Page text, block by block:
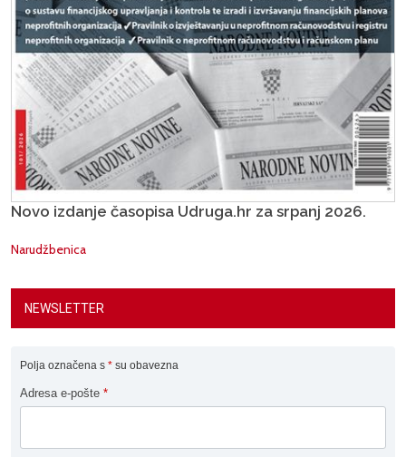
Novo izdanje časopisa Udruga.hr za srpanj 2026.
Narudžbenica
NEWSLETTER
Polja označena s * su obavezna
Adresa e-pošte *